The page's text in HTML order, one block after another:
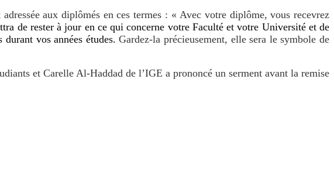
aux diplômés en ces termes : « Avec votre diplôme, vous recevrez
de rester à jour en ce qui concerne votre Faculté et votre Université et de
durant vos années études.Gardez-la précieusement, elle sera le symbole de
et Carelle Al-Haddad de l’IGE a prononcé un serment avant la remise